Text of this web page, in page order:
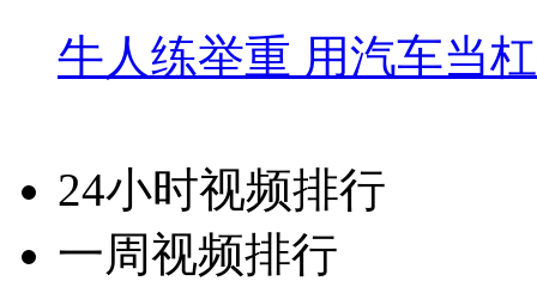
牛人练举重 用汽车当
24小时视频排行
一周视频排行